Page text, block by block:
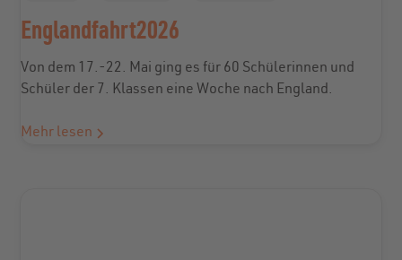
Englandfahrt2026
Von dem 17.-22. Mai ging es für 60 Schülerinnen und
Schüler der 7. Klassen eine Woche nach England.
Mehr lesen